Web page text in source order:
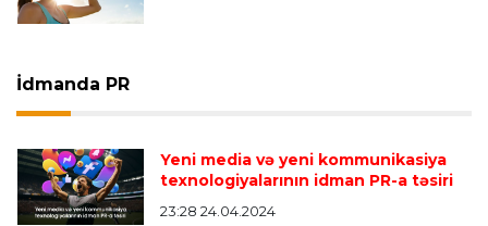
İdmanda PR
Yeni media və yeni kommunikasiya
texnologiyalarının idman PR-a təsiri
23:28 24.04.2024